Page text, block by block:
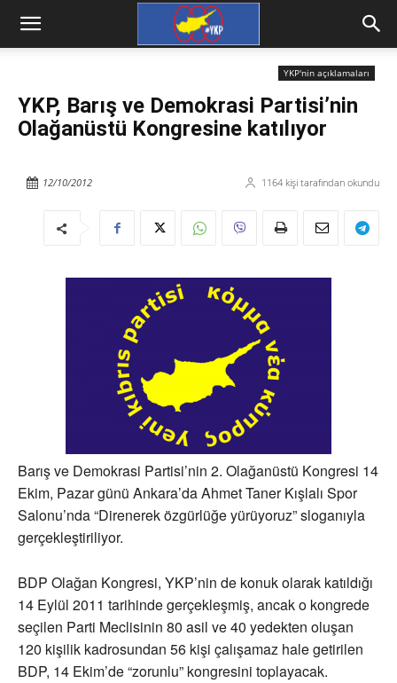
YKP'nin açıklamaları
YKP, Barış ve Demokrasi Partisi’nin
Olağanüstü Kongresine katılıyor
1164 kişi tarafından okundu
12/10/2012
Barış ve Demokrasi Partisi’nin 2. Olağanüstü Kongresi 14
Ekim, Pazar günü Ankara’da Ahmet Taner Kışlalı Spor
Salonu’nda “Direnerek özgürlüğe yürüyoruz” sloganıyla
gerçekleştiriliyor.
BDP Olağan Kongresi, YKP’nin de konuk olarak katıldığı
14 Eylül 2011 tarihinde gerçekleşmiş, ancak o kongrede
seçilen Parti Meclisinin 80 asil ve 40 yedekten oluşan
120 kişilik kadrosundan 56 kişi çalışamaz hale getirilen
BDP, 14 Ekim’de “zorunlu” kongresini toplayacak.